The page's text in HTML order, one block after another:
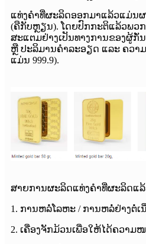
ແທ່ງຄຳທີ່ຜະລິດອອກມາແລ້ວແມ່ນ
(ຄືກັບຫຼຽນ). ໂດຍປົກກະຕິແລ້ວພວ
ສະແຕມຢ່າງເປັນທາງການຂອງຜູ້
ຫຼື ປະລິມານຄຳລະອຽດ ແລະ ຄວາ
ແມ່ນ 999.9).
ສາຍການຜະລິດແທ່ງຄຳທີ່ຜະລິດແ
1. ການຫລໍ່ໂລຫະ / ການຫລໍ່ຢ່າງຕໍ່ເ
2. ເຄື່ອງຈັກມ້ວນເພື່ອໃຫ້ໄດ້ຄວາມ